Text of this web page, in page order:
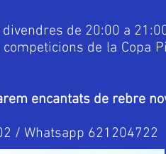
de 20:00 a
de la Copa
encantats de rebre
/ Whatsapp 621204722